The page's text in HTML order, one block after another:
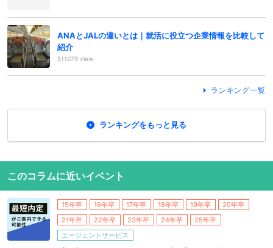
ANAとJALの違いとは｜就活に役立つ企業情報を比較して
紹介
511079 view
ランキング一覧
ランキングをもっと見る
このコラムに近いイベント
15年卒 16年卒 17年卒 18年卒 19年卒
20年卒
21年卒
22年卒 23年卒 24年卒
25年卒
エージェントサービス